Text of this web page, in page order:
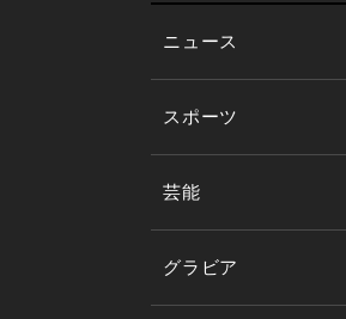
ニュース
スポーツ
芸能
グラビア